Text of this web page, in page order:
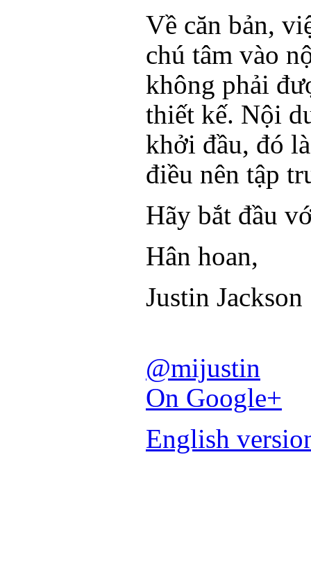
Về căn bản,
chú tâm vào
không phải
thiết kế. Nội
khởi đầu, đó
điều nên tập
Hãy bắt đầu
Hân hoan,
Justin Jackson
@mijustin
On Google+
English